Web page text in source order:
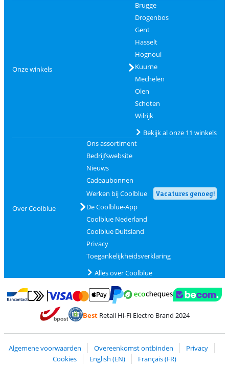
Onze winkels
Brugge
Drogenbos
Gent
Hasselt
Hognoul
Kuurne
Mechelen
Olen
Schoten
Wilrijk
Bekijk al onze 11 winkels
Over Coolblue
Ons assortiment
Bedrijfswebsite
Nieuws
Cadeaubonnen
Werken bij Coolblue
Vacatures genoeg!
De Coolblue-App
Coolblue Nederland
Coolblue Duitsland
Privacy
Toegankelijkheidsverklaring
Alles over Coolblue
Betalen met Bancontact
Betalen met MasterCard en Visa via ClickToPay
Betalen met PayPal
BestRetail Hi-Fi Electro Brand 2024
Algemene voorwaarden Overeenkomst ontbinden
Privacy
Cookies
English (EN)
Français (FR)